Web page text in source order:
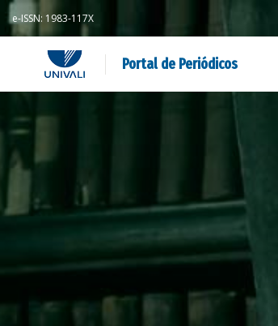
e-ISSN: 1983-117X
Portal de Periódicos